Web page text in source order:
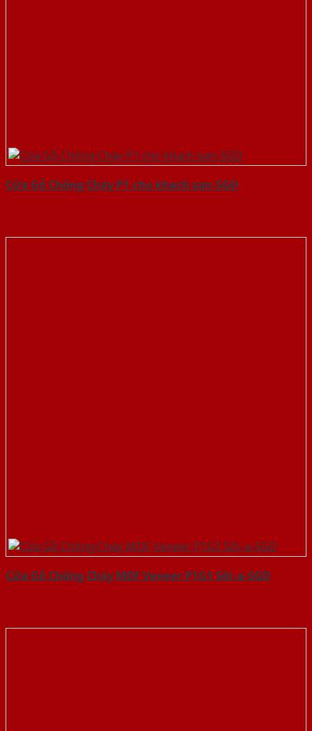
Cửa Gỗ Chống Cháy P1 cho khach san-SGD
Cửa Gỗ Chống Cháy MDF Veneer P1G1 Sồi-a-SGD